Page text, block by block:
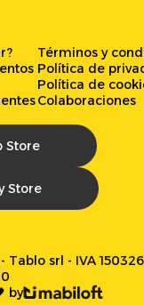
Términos y
Política de
Política de
Colaboraciones
Store
Store
Tablo srl - IVA
by